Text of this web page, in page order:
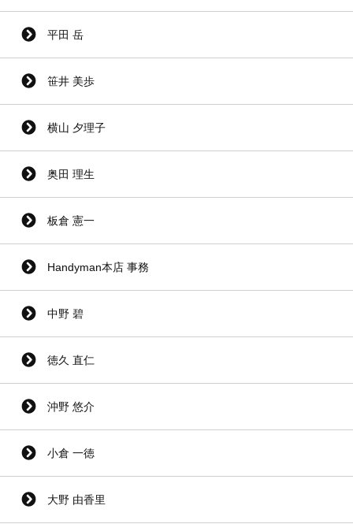
平田 岳
笹井 美歩
横山 夕理子
奥田 理生
板倉 憲一
Handyman本店 事務
中野 碧
徳久 直仁
沖野 悠介
小倉 一徳
大野 由香里